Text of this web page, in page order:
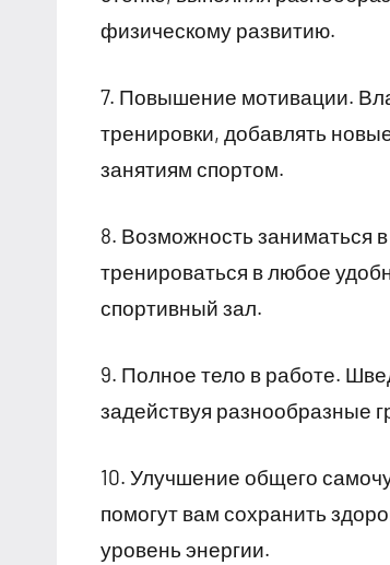
физическому развитию.
7. Повышение мотивации.
тренировки, добавлять
занятиям спортом.
8. Возможность заниматься
тренироваться в любое
спортивный зал.
9. Полное тело в работе.
задействуя разнообразные
10. Улучшение общего
помогут вам сохранить
уровень энергии.